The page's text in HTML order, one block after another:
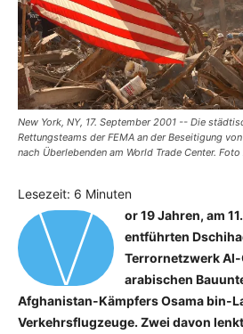
New York, NY, 17. September 2001 -- Die
Rettungsteams der FEMA an der Beseitigung
nach Überlebenden am World Trade Center.
Lesezeit: 6 Minuten
V
or 19 Jahren, am
entführten
Terrornetzwerk
arabischen
Afghanistan-Kämpfers Osama bin-
Verkehrsflugzeuge. Zwei davon